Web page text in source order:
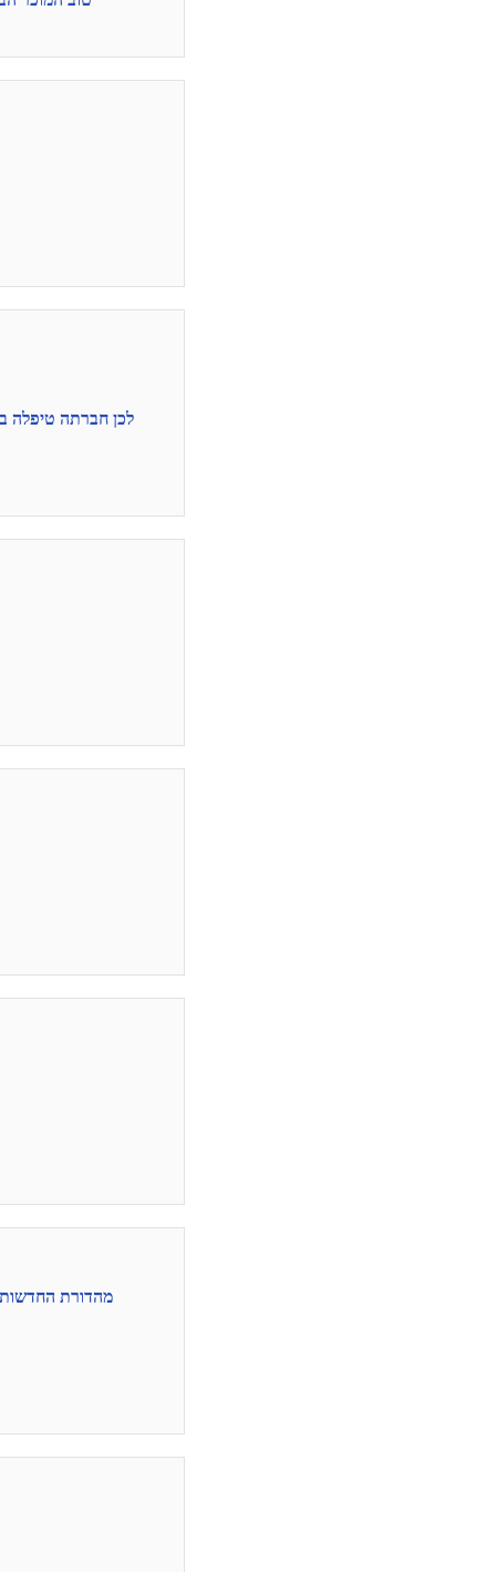
לכן חברתה טיפלה
מהדורת